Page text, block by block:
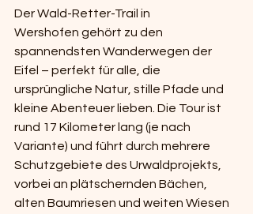
Der Wald-Retter-Trail in
Wershofen gehört zu den
spannendsten Wanderwegen der
Eifel – perfekt für alle, die
ursprüngliche Natur, stille Pfade und
kleine Abenteuer lieben. Die Tour ist
rund 17 Kilometer lang (je nach
Variante) und führt durch mehrere
Schutzgebiete des Urwaldprojekts,
vorbei an plätschernden Bächen,
alten Baumriesen und weiten Wiesen